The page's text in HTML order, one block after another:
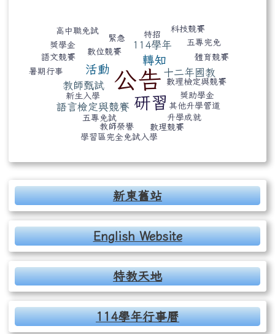
高中職免試
獎學金
緊急 特招
科技競賽
五專完免
語文競賽
數位競賽
114學年
活動
轉知
體育競賽
暑期行事
公告 十二年國教
教師甄試
數理檢定與競賽
語言檢定與競賽
新生入學 研習
數理競賽
升學成就
其他升學管道
獎助學金
五專免試
學習區完全免試入學
教師榮譽
右邊區域內容
新東舊站
English Website
特教天地
114學年行事曆